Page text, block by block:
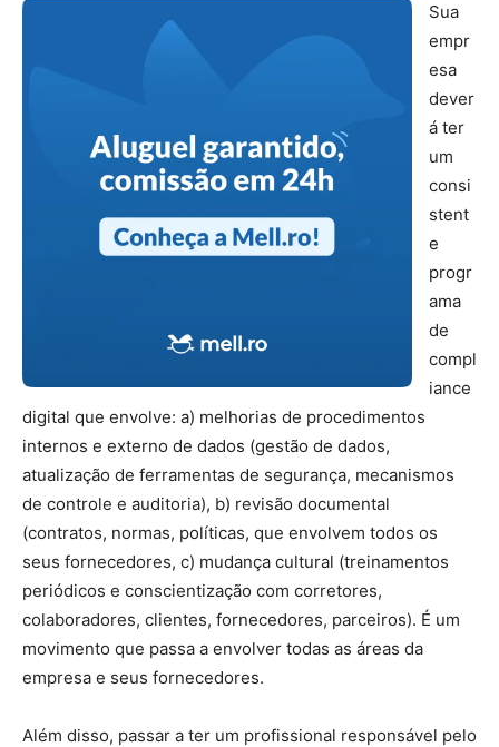
Sua
empr
esa
dever
á ter
um
consi
stent
e
progr
ama
de
compl
iance
digital que envolve: a) melhorias de procedimentos
internos e externo de dados (gestão de dados,
atualização de ferramentas de segurança, mecanismos
de controle e auditoria), b) revisão documental
(contratos, normas, políticas, que envolvem todos os
seus fornecedores, c) mudança cultural (treinamentos
periódicos e conscientização com corretores,
colaboradores, clientes, fornecedores, parceiros). É um
movimento que passa a envolver todas as áreas da
empresa e seus fornecedores.
Além disso, passar a ter um profissional responsável pelo